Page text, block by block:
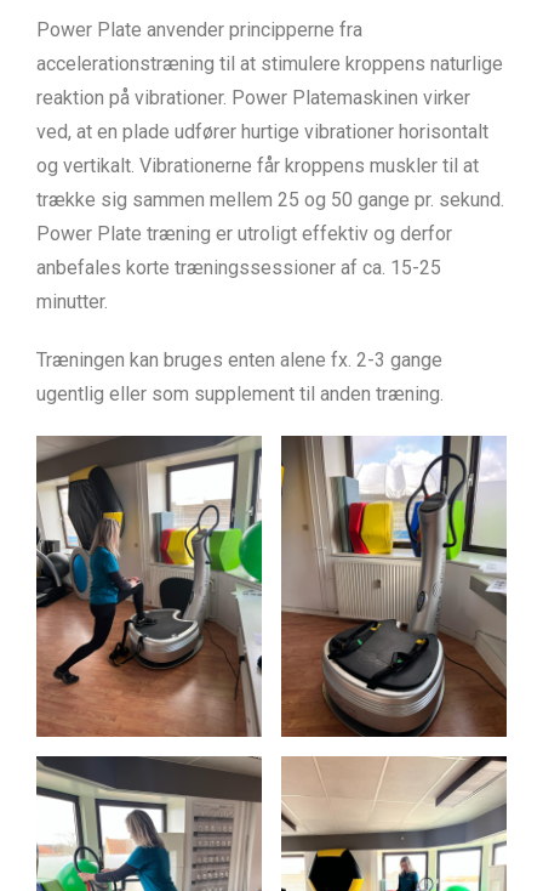
Power Plate anvender principperne fra
accelerationstræning til at stimulere kroppens naturlige
reaktion på vibrationer. Power Platemaskinen virker
ved, at en plade udfører hurtige vibrationer horisontalt
og vertikalt. Vibrationerne får kroppens muskler til at
trække sig sammen mellem 25 og 50 gange pr. sekund.
Power Plate træning er utroligt effektiv og derfor
anbefales korte træningssessioner af ca. 15-25
minutter.
Træningen kan bruges enten alene fx. 2-3 gange
ugentlig eller som supplement til anden træning.